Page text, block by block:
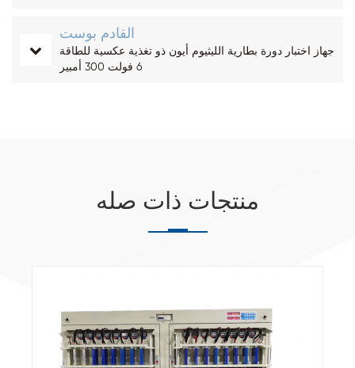
القادم بوست
جهاز اختبار دورة بطارية الليثيوم أيون ذو تغذية عكسية للطاقة
6 فولت 300 أمبير
منتجات ذات صله